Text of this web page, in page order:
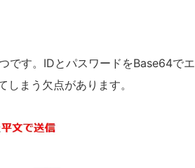
です。IDとパスワードをBase64でエ
まう欠点があります。